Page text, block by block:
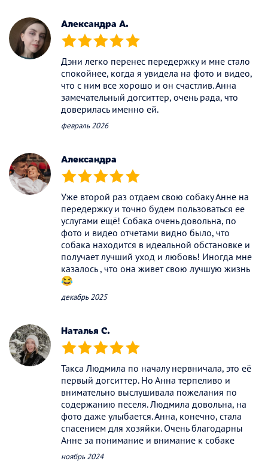
Александра А.
(*) (*) (*) (*) (*)
Дэни легко перенес передержку и мне стало
спокойнее, когда я увидела на фото и видео,
что с ним все хорошо и он счастлив. Анна
замечательный догситтер, очень рада, что
доверилась именно ей.
февраль 2026
Александра
(*) (*) (*) (*) (*)
Уже второй раз отдаем свою собаку Анне на
передержку и точно будем пользоваться ее
услугами ещё! Собака очень довольна, по
фото и видео отчетами видно было, что
собака находится в идеальной обстановке и
получает лучший уход и любовь! Иногда мне
казалось , что она живет свою лучшую жизнь
😂
декабрь 2025
Наталья С.
(*) (*) (*) (*) (*)
Такса Людмила по началу нервничала, это её
первый догситтер. Но Анна терпеливо и
внимательно выслушивала пожелания по
содержанию песеля. Людмила довольна, на
фото даже улыбается. Анна, конечно, стала
спасением для хозяйки. Очень благодарны
Анне за понимание и внимание к собаке
ноябрь 2024